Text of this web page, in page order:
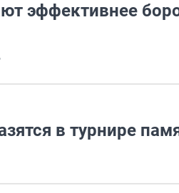
эффективнее
в турнире